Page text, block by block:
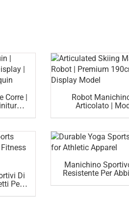
Corre |
Robot
Articolato |
Di
Per
Manichino
Resistente Per